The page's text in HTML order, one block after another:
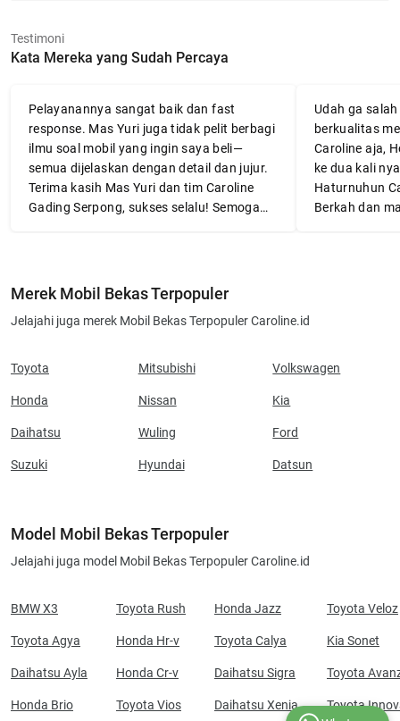
Testimoni
Kata Mereka yang Sudah Percaya
Pelayanannya sangat baik dan fast
response. Mas Yuri juga tidak pelit berbagi
ilmu soal mobil yang ingin saya beli—
semua dijelaskan dengan detail dan jujur.
Terima kasih Mas Yuri dan tim Caroline
Gading Serpong, sukses selalu! Semoga
Udah ga
berkualitas
Caroline aja,
ke dua kali
Haturnuhun
Berkah dan
Merek Mobil Bekas Terpopuler
Jelajahi juga merek Mobil Bekas Terpopuler Caroline.id
Toyota
Honda
Daihatsu
Suzuki
Mitsubishi
Nissan
Wuling
Hyundai
Volkswagen
Kia
Ford
Datsun
Model Mobil Bekas Terpopuler
Jelajahi juga model Mobil Bekas Terpopuler Caroline.id
BMW X3
Toyota Agya
Daihatsu Ayla
Honda Brio
Toyota Rush
Honda Hr-v
Honda Cr-v
Toyota Vios
Honda Jazz
Toyota Calya
Daihatsu Sigra
Daihatsu Xenia
Toyota Veloz
Kia Sonet
Toyota
Toyota